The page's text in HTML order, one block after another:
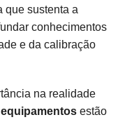
que sustenta a
conhecimentos
e da calibração
na realidade
equipamentos estão